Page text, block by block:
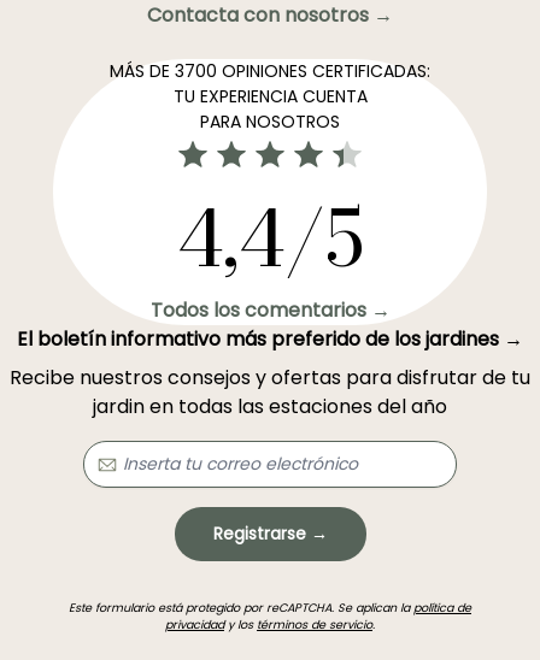
Contacta con nosotros →
MÁS DE 3700 OPINIONES CERTIFICADAS:
TU EXPERIENCIA CUENTA
PARA NOSOTROS
4,4/5
Todos los comentarios →
El boletín informativo más preferido de los jardines →
Recibe nuestros consejos y ofertas para disfrutar de tu
jardin en todas las estaciones del año
Registrarse →
Este formulario está protegido por reCAPTCHA. Se aplican lapolítica de
privacidady los términos de servicio.